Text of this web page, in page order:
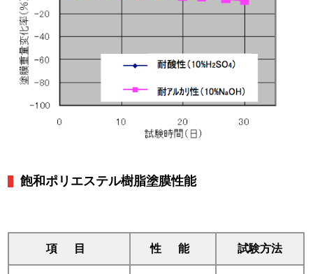
飽和ポリエステル樹脂塗膜性能
項 目 性 能 試験方法